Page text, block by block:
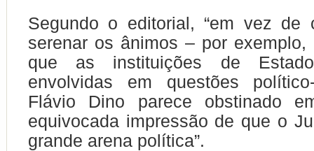
Segundo o editorial, “em vez de
serenar os ânimos – por exemplo,
que as instituições de
envolvidas em questões
Flávio Dino parece obstinado
equivocada impressão de que o
grande arena política”.